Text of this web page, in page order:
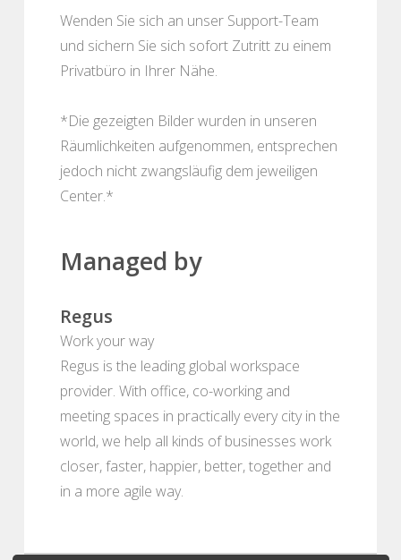
Wenden Sie sich an unser Support-Team
und sichern Sie sich sofort Zutritt zu einem
Privatbüro in Ihrer Nähe.
*Die gezeigten Bilder wurden in unseren
Räumlichkeiten aufgenommen, entsprechen
jedoch nicht zwangsläufig dem jeweiligen
Center.*
Managed by
Regus
Work your way
Regus is the leading global workspace
provider. With office, co-working and
meeting spaces in practically every city in the
world, we help all kinds of businesses work
closer, faster, happier, better, together and
in a more agile way.